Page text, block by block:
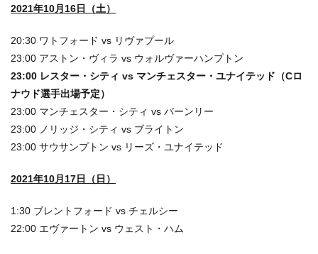
2021年10月16日（土）
20:30 ワトフォード vs リヴァプール
23:00 アストン・ヴィラ vs ウォルヴァーハンプトン
23:00 レスター・シティ vs マンチェスター・ユナイテッド（Cロ
ナウド選手出場予定）
23:00 マンチェスター・シティ vs バーンリー
23:00 ノリッジ・シティ vs ブライトン
23:00 サウサンプトン vs リーズ・ユナイテッド
2021年10月17日（日）
1:30 ブレントフォード vs チェルシー
22:00 エヴァートン vs ウェスト・ハム